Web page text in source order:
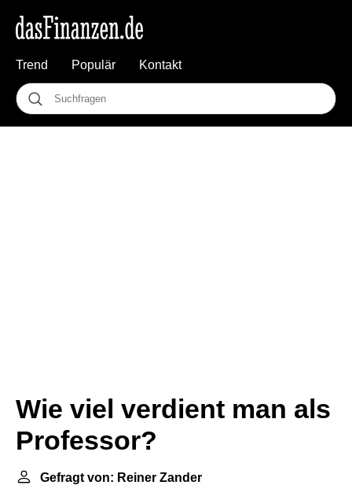
Trend Populär Kontakt
Wie viel verdient man als
Professor?
Gefragt von: Reiner Zander